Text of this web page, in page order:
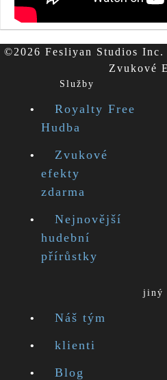
©2026 Fesliyan Studios
Zvukové
Služby
Royalty Free
Hudba
Zvukové
efekty
zdarma
Nejnovější
hudební
přírůstky
jiný
Náš tým
klienti
Blog